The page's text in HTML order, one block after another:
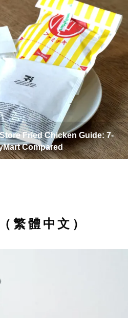
Fried Chicken Guide: 7-
Compared
繁體中文）